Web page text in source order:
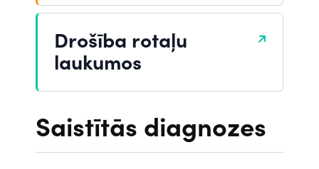
Drošība rotaļu
laukumos
Saistītās diagnozes